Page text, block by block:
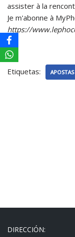
assister à la
Je m'abonne à
https://
Etiquetas: APOSTAS
DIRECCIÓN: